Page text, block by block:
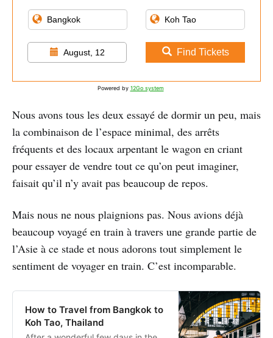
August, 12 Find Tickets
Powered by 12Go system
Nous avons tous les deux essayé de dormir un peu, mais
la combinaison de l’espace minimal, des arrêts
fréquents et des locaux arpentant le wagon en criant
pour essayer de vendre tout ce qu’on peut imaginer,
faisait qu’il n’y avait pas beaucoup de repos.
Mais nous ne nous plaignions pas. Nous avions déjà
beaucoup voyagé en train à travers une grande partie de
l’Asie à ce stade et nous adorons tout simplement le
sentiment de voyager en train. C’est incomparable.
How to Travel from Bangkok to
Koh Tao, Thailand